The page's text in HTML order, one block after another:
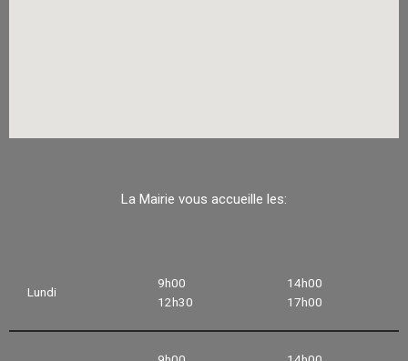
La Mairie vous accueille les:
Lundi
9h00
12h30
14h00
17h00